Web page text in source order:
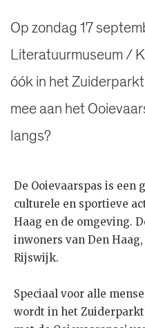
Op zondag 17
Literatuurmuseum /
óók in het
mee aan het
langs?
De Ooievaarspas is een
culturele en sportieve
Haag en de omgeving.
inwoners van Den
Rijswijk.
Speciaal voor alle
wordt in het